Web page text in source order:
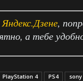
Яндекс.Дзене,
а тебе
PlayStation 4 PS4 sony